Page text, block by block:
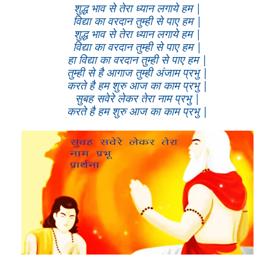
शुद्ध भाव से तेरा ध्यान लगाये हम |
विद्या का वरदान तुम्ही से पाए हम |
शुद्ध भाव से तेरा ध्यान लगाये हम |
विद्या का वरदान तुम्ही से पाए हम |
हा विद्या का वरदान तुम्ही से पाए हम |
तुम्ही से है आगाज तुम्ही अंजाम प्रभु |
करते है हम शुरु आज का काम प्रभु |
सुबह सवेरे लेकर तेरा नाम प्रभु |
करते है हम शुरु आज का काम प्रभु |